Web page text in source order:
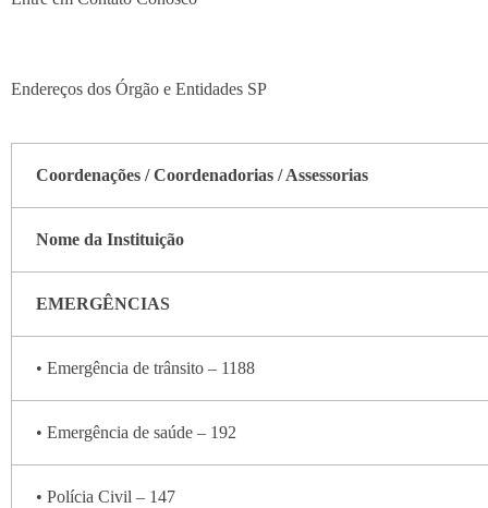
Endereços dos Órgão e Entidades SP
Coordenações / Coordenadorias / Assessorias
Nome da Instituição
EMERGÊNCIAS
• Emergência de trânsito – 1188
• Emergência de saúde – 192
• Polícia Civil – 147